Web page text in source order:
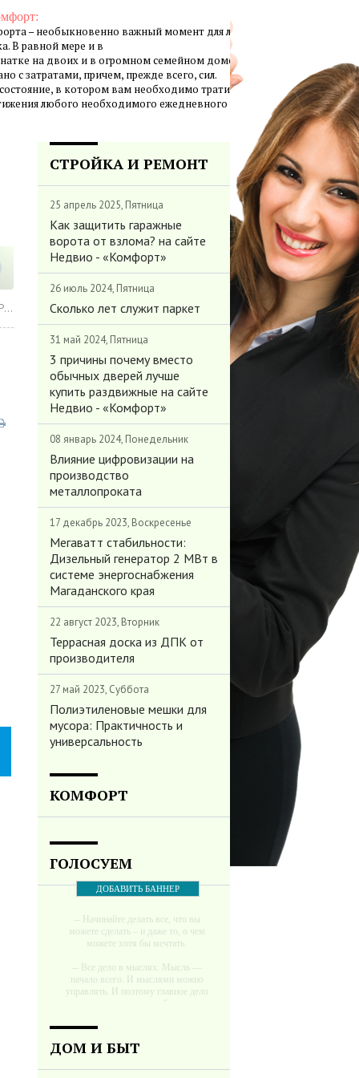
– необыкновенно важный момент для личной жизни
В равной мере и в
на двоих и в огромном семейном доме создание
с затратами, причем, прежде всего, сил.
в котором вам необходимо тратить минимум
любого необходимого ежедневного результата.
СТРОЙКА И РЕМОНТ
25 апрель 2025, Пятница
Как защитить гаражные
ворота от взлома? на сайте
Недвио - «Комфорт»
26 июль 2024, Пятница
Сколько лет служит паркет
31 май 2024, Пятница
3 причины почему вместо
обычных дверей лучше
купить раздвижные на сайте
Недвио - «Комфорт»
08 январь 2024, Понедельник
Влияние цифровизации на
производство
металлопроката
17 декабрь 2023, Воскресенье
Мегаватт стабильности:
Дизельный генератор 2 МВт в
системе энергоснабжения
Магаданского края
22 август 2023, Вторник
Террасная доска из ДПК от
производителя
27 май 2023, Суббота
Полиэтиленовые мешки для
мусора: Практичность и
универсальность
КОМФОРТ
ГОЛОСУЕМ
ДОБАВИТЬ БАННЕР
-- Начинайте делать все, что вы
можете сделать – и даже то, о чем
можете хотя бы мечтать.
-- Все дело в мыслях. Мысль —
начало всего. И мыслями можно
управлять. И поэтому главное дело
мечте. Живите той жизнью, которую
ДОМ И БЫТ